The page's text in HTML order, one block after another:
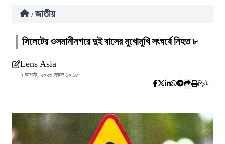
/ জাতীয়
সিলেটের ওসমানীনগরে দুই বাসের মুখোমুখি সংঘর্ষে নিহত ৮
Lens Asia
৭ আগস্ট, ২০২৬ সকাল ১০:১৫
প্রিন্ট